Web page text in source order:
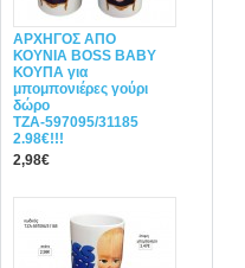
ΑΡΧΗΓΟΣ ΑΠΟ
ΚΟΥΝΙΑ BOSS BABY
ΚΟΥΠΑ για
μπομπονιέρες γούρι
δώρο
ΤΖΑ-597095/31185
2.98€!!!
2,98€